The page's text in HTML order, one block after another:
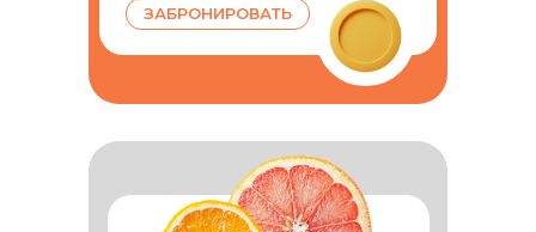
ЗАБРОНИРОВАТЬ
+7 (916) 050-26-60